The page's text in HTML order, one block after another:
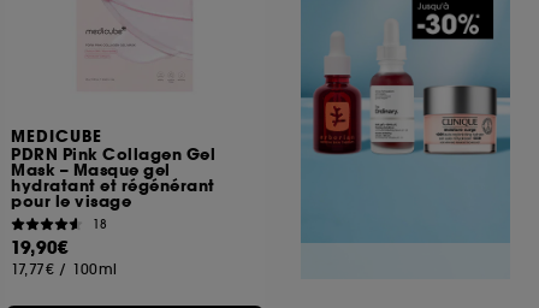
MEDICUBE
PDRN Pink Collagen Gel
Mask – Masque gel
hydratant et régénérant
pour le visage
18
19,90€
17,77€ / 100ml